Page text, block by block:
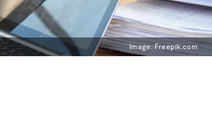
Image: Freepik.com